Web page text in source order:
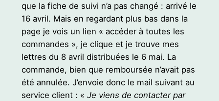
que la fiche de suivi n’a pas changé : arrivé le
16 avril. Mais en regardant plus bas dans la
page je vois un lien « accéder à toutes les
commandes », je clique et je trouve mes
lettres du 8 avril distribuées le 6 mai. La
commande, bien que remboursée n’avait pas
été annulée. J’envoie donc le mail suivant au
service client : « Je viens de contacter par